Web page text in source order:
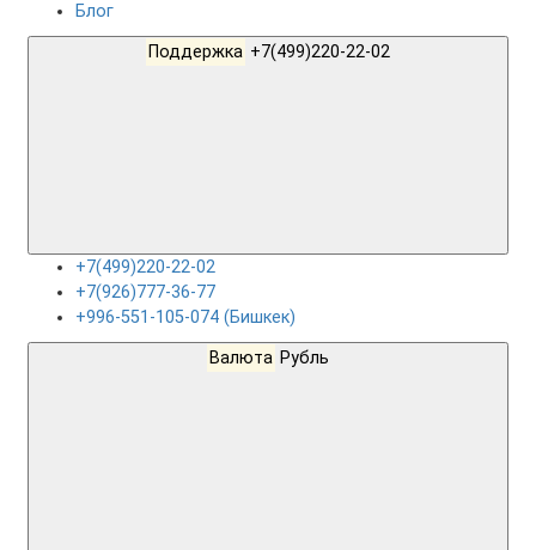
Блог
Поддержка
+7(499)220-22-02
+7(926)777-36-77
+996-551-105-074 (Бишкек)
Валюта Рубль